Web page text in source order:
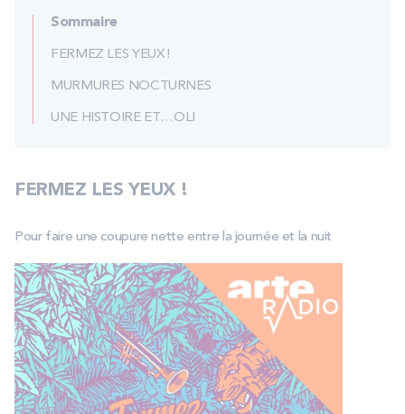
Sommaire
FERMEZ LES YEUX !
MURMURES NOCTURNES
UNE HISTOIRE ET…OLI
FERMEZ LES YEUX !
Pour faire une coupure nette entre la journée et la nuit